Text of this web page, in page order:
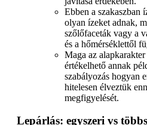
Ebben a szakaszban
olyan ízeket adnak,
szőlőfaceták vagy a
és a hőmérséklettől
Maga az
értékelhető annak
szabályozás hogyan
hitelesen élveztük
megfigyelését.
Lepárlás: egyszeri vs